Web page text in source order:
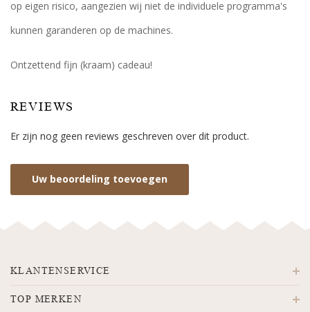
op eigen risico, aangezien wij niet de individuele programma's
kunnen garanderen op de machines.
Ontzettend fijn (kraam) cadeau!
REVIEWS
Er zijn nog geen reviews geschreven over dit product.
Uw beoordeling toevoegen
KLANTENSERVICE
TOP MERKEN